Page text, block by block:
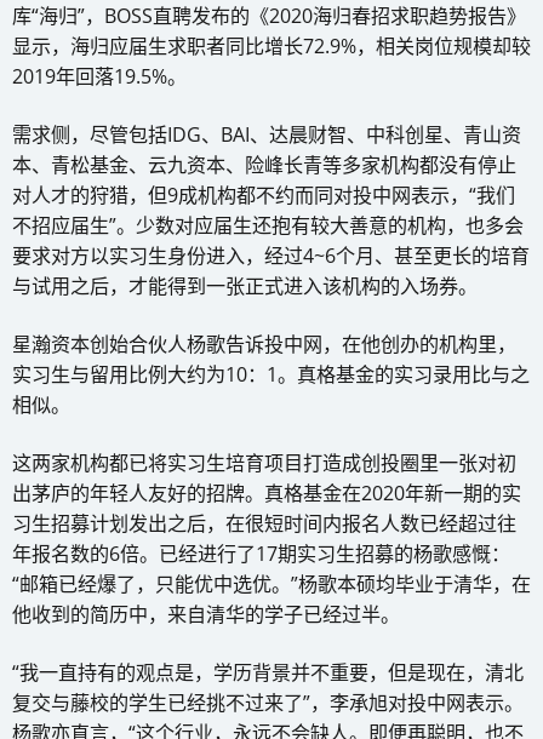
库“海归”，BOSS直聘发布的《2020海归春招求职趋势报告》
显示，海归应届生求职者同比增长72.9%，相关岗位规模却较
2019年回落19.5%。
需求侧，尽管包括IDG、BAI、达晨财智、中科创星、青山资
本、青松基金、云九资本、险峰长青等多家机构都没有停止
对人才的狩猎，但9成机构都不约而同对投中网表示，“我们
不招应届生”。少数对应届生还抱有较大善意的机构，也多会
要求对方以实习生身份进入，经过4~6个月、甚至更长的培育
与试用之后，才能得到一张正式进入该机构的入场券。
星瀚资本创始合伙人杨歌告诉投中网，在他创办的机构里，
实习生与留用比例大约为10：1。真格基金的实习录用比与之
相似。
这两家机构都已将实习生培育项目打造成创投圈里一张对初
出茅庐的年轻人友好的招牌。真格基金在2020年新一期的实
习生招募计划发出之后，在很短时间内报名人数已经超过往
年报名数的6倍。已经进行了17期实习生招募的杨歌感慨：
“邮箱已经爆了，只能优中选优。”杨歌本硕均毕业于清华，在
他收到的简历中，来自清华的学子已经过半。
“我一直持有的观点是，学历背景并不重要，但是现在，清北
复交与藤校的学生已经挑不过来了”，李承旭对投中网表示。
杨歌亦直言，“这个行业，永远不会缺人。即便再聪明，也不